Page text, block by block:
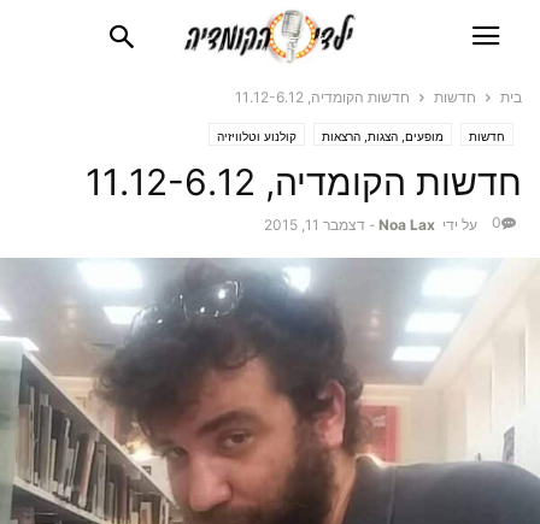
בית חדשות חדשות הקומדיה, 11.12-6.12
חדשות מופעים, הצגות, הרצאות קולנוע וטלוויזיה
חדשות הקומדיה, 11.12-6.12
על ידי Noa Lax
- דצמבר 11, 2015 0